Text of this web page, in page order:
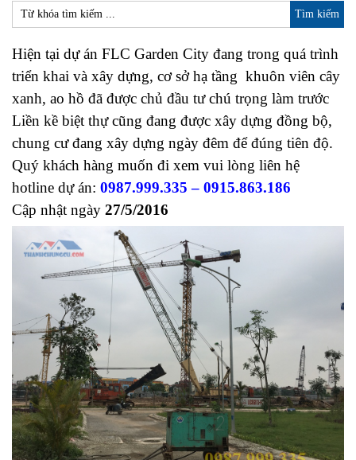
Hiện tại dự án FLC Garden City đang trong quá trình
triển khai và xây dựng, cơ sở hạ tầng khuôn viên cây
xanh, ao hồ đã được chủ đầu tư chú trọng làm trước
Liền kề biệt thự cũng đang được xây dựng đồng bộ,
chung cư đang xây dựng ngày đêm để đúng tiên độ.
Quý khách hàng muốn đi xem vui lòng liên hệ
hotline dự án: 0987.999.335 – 0915.863.186
Cập nhật ngày 27/5/2016